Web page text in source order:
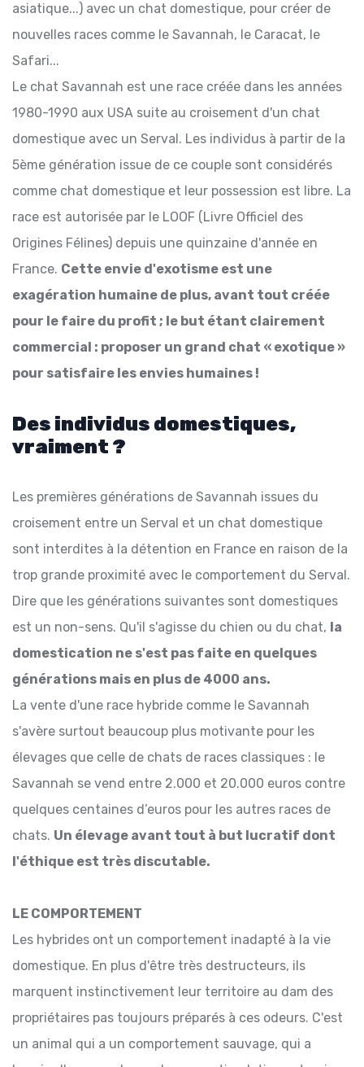
asiatique...) avec un chat domestique, pour créer de
nouvelles races comme le Savannah, le Caracat, le
Safari...
Le chat Savannah est une race créée dans les années
1980-1990 aux USA suite au croisement d'un chat
domestique avec un Serval. Les individus à partir de la
5ème génération issue de ce couple sont considérés
comme chat domestique et leur possession est libre. La
race est autorisée par le LOOF (Livre Officiel des
Origines Félines) depuis une quinzaine d'année en
France. Cette envie d'exotisme est une
exagération humaine de plus, avant tout créée
pour le faire du profit ; le but étant clairement
commercial : proposer un grand chat « exotique »
pour satisfaire les envies humaines !
Des individus domestiques,
vraiment ?
Les premières générations de Savannah issues du
croisement entre un Serval et un chat domestique
sont interdites à la détention en France en raison de la
trop grande proximité avec le comportement du Serval.
Dire que les générations suivantes sont domestiques
est un non-sens. Qu'il s'agisse du chien ou du chat, la
domestication ne s'est pas faite en quelques
générations mais en plus de 4000 ans.
La vente d'une race hybride comme le Savannah
s'avère surtout beaucoup plus motivante pour les
élevages que celle de chats de races classiques : le
Savannah se vend entre 2.000 et 20.000 euros contre
quelques centaines d’euros pour les autres races de
chats. Un élevage avant tout à but lucratif dont
l'éthique est très discutable.
LE COMPORTEMENT
Les hybrides ont un comportement inadapté à la vie
domestique. En plus d'être très destructeurs, ils
marquent instinctivement leur territoire au dam des
propriétaires pas toujours préparés à ces odeurs. C'est
un animal qui a un comportement sauvage, qui a